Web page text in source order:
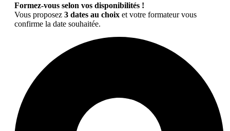
Formez-vous selon vos disponibilités !
Vous proposez 3 dates au choix et votre formateur vous
confirme la date souhaitée.